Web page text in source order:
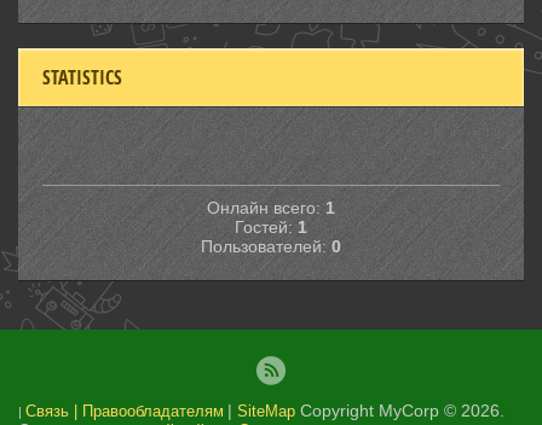
STATISTICS
Онлайн всего: 1
Гостей: 1
Пользователей: 0
| Связь | Правообладателям | SiteMap Copyright MyCorp © 2026